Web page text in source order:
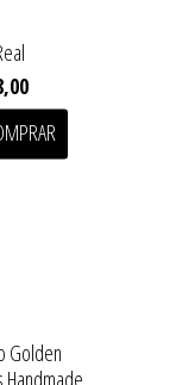
Golden
Handmade